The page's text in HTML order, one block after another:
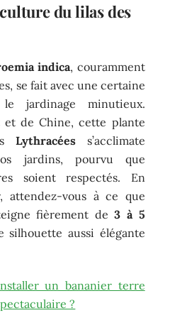
du lilas des
indica, couramment
se fait avec une certaine
jardinage minutieux.
et de Chine, cette plante
Lythracéess’acclimate
jardins, pourvu que
soient respectés. En
attendez-vous à ce que
fièrement de3 à 5
silhouette aussi élégante
un bananier terre
?